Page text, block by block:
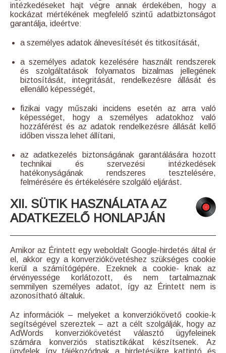
intézkedéseket hajt végre annak érdekében, hogy a
kockázat mértékének megfelelő szintű adatbiztonságot
garantálja, ideértve:
a személyes adatok álnevesítését és titkosítását,
a személyes adatok kezelésére használt rendszerek
és szolgáltatások folyamatos bizalmas jellegének
biztosítását, integritását, rendelkezésre állását és
ellenálló képességét,
fizikai vagy műszaki incidens esetén az arra való
képességet, hogy a személyes adatokhoz való
hozzáférést és az adatok rendelkezésre állását kellő
időben vissza lehet állítani,
az adatkezelés biztonságának garantálására hozott
technikai és szervezési intézkedések
hatékonyságának rendszeres tesztelésére,
felmérésére és értékelésére szolgáló eljárást.
XII. SÜTIK HASZNÁLATA AZ
ADATKEZELŐ HONLAPJÁN
Amikor az Érintett egy weboldalt Google-hirdetés által ér
el, akkor egy a konverziókövetéshez szükséges cookie
kerül a számítógépére. Ezeknek a cookie- knak az
érvényessége korlátozott, és nem tartalmaznak
semmilyen személyes adatot, így az Érintett nem is
azonosítható általuk.
Az információk – melyeket a konverziókövető cookie-k
segítségével szereztek – azt a célt szolgálják, hogy az
AdWords konverziókövetést választó ügyfeleinek
számára konverziós statisztikákat készítsenek. Az
ügyfelek így tájékozódnak a hirdetésükre kattintó és